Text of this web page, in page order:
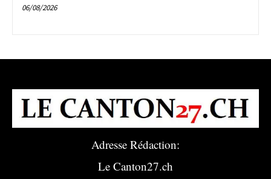
06/08/2026
Adresse Rédaction:
Le Canton27.ch